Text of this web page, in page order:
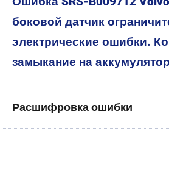
боковой датчик
электрические ошибки.
замыкание на аккумулятор
Расшифровка ошибки